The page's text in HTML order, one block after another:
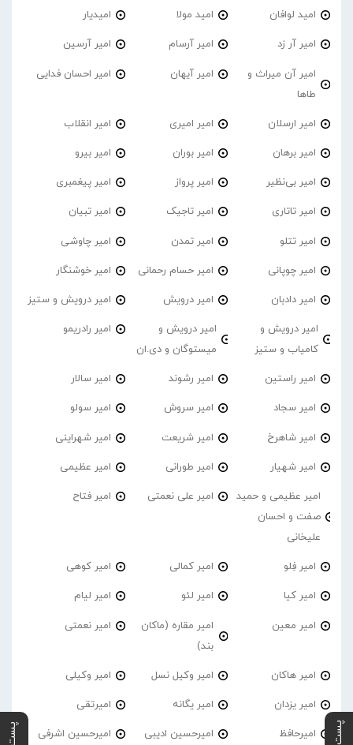
امید لوافان امید مولا امیدیار
امیر آر زد امیر آرسام امیر آرسین
امیر آن میراث و
طاها
امیر آیهان امیر احسان فدایی
امیر ارسلان امیر امیری امیر انقلاب
امیر برهان امیر‌ بوران امیر بیرو
امیر بی‌نظیر امیر پرواز امیر پیغمبری
امیر تاتاری امیر تاجیک امیر تبیان
امیر تتلو امیر تمدن امیر چاوشی
امیر چوپانی امیر حسام رحمانی امیر خوشنگار
امیر دادبان امیر درویش امیر درویش و ستیز
امیر درویش و
کامیاب و ستیز
امیر درویش و
میستوگان و دی.ان
امیر رادریمو
امیر راستین امیر رشوند امیر سالار
امیر سجاد امیر سروش امیر سولو
امیر شاهرخ امیر شریعت امیر شهراینی
امیر شهیار امیر طورانی امیر عظیمی
امیر عظیمی و حمید
صفت و احسان
علیخانی
امیر علی نعمتی امیر فتاح
امیر فِلو امیر کمالی امیر کوهی
امیر کیا امیر لئو امیر لیام
امیر معین
امیر مقاره (ماکان
بند)
امیر نعمتی
امیر هاکان امیر وکیل نسل امیر وکیلی
امیر یزدان امیر یگانه امیرتقی
امیرحافظ امیرحسین ادیبی امیرحسین اشرفی